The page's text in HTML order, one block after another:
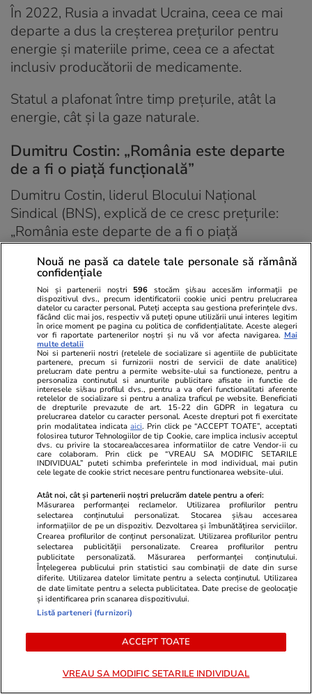
În 2022, Rusia a invadat Ucraina, ceea ce mai
departe a dus la creșterea prețurilor pentru
energie și materiile prime, ceea ce a afectat
inclusiv producătorii de medicamente.
Statul a plafonat între timp prețurile, atât la
energie, cât și la gaze naturale.
Dumitru Costin: „România este departe
de a fi o piață funcțională”
Dumitru Costin, liderul Blocului Național
Sindical (BNS), explică de ce cresc prețurile:
„România este departe de a fi o piață
funcțională în adevăratul sens al cuvântului”.
„Nu există structuri puternice de consumatori,
de aceea comercianții își permit să pună
presiune pe prețuri și să maximizeze
profiturile”, a spus Costin, pentru Libertatea.
„În America au structuri de consumatori care
pot imediat să pornească războaie în jusțitie cu
producătorii”, detaliază acesta.
Cauza o constituie lipsa de viziune a
Guvernului, atât în domeniul alimentar, cât și
farmaceutic, susține Costin.
Nouă ne pasă ca datele tale personale să rămână
confidențiale
Noi și partenerii noștri 596 stocăm și/sau accesăm informații pe
dispozitivul dvs., precum identificatorii cookie unici pentru prelucrarea
datelor cu caracter personal. Puteți accepta sau gestiona preferințele dvs.
făcând clic mai jos, respectiv vă puteți opune utilizării unui interes legitim
în orice moment pe pagina cu politica de confidențialitate. Aceste alegeri
vor fi raportate partenerilor noștri și nu vă vor afecta navigarea. Mai
multe detalii
Noi si partenerii nostri (retelele de socializare si agentiile de publicitate
partenere, precum si furnizorii nostri de servicii de date analitice)
prelucram date pentru a permite website-ului sa functioneze, pentru a
personaliza continutul si anunturile publicitare afisate in functie de
interesele si/sau profilul dvs., pentru a va oferi functionalitati aferente
retelelor de socializare si pentru a analiza traficul pe website. Beneficiati
de drepturile prevazute de art. 15-22 din GDPR in legatura cu
prelucrarea datelor cu caracter personal. Aceste drepturi pot fi exercitate
prin modalitatea indicataaici. Prin click pe “ACCEPT TOATE”, acceptati
folosirea tuturor Tehnologiilor de tip Cookie, care implica inclusiv acceptul
dvs. cu privire la stocarea/accesarea informatiilor de catre Vendor-ii cu
care colaboram. Prin click pe “VREAU SA MODIFIC SETARILE
INDIVIDUAL” puteti schimba preferintele in mod individual, mai putin
cele legate de cookie strict necesare pentru functionarea website-ului.
Atât noi, cât și partenerii noștri prelucrăm datele pentru a oferi:
Măsurarea performanței reclamelor. Utilizarea profilurilor pentru
selectarea conținutului personalizat. Stocarea și/sau accesarea
informațiilor de pe un dispozitiv. Dezvoltarea și îmbunătățirea serviciilor.
Crearea profilurilor de conținut personalizat. Utilizarea profilurilor pentru
selectarea publicității personalizate. Crearea profilurilor pentru
publicitate personalizată. Măsurarea performanței conținutului.
Înțelegerea publicului prin statistici sau combinații de date din surse
diferite. Utilizarea datelor limitate pentru a selecta conținutul. Utilizarea
de date limitate pentru a selecta publicitatea. Date precise de geolocație
și identificarea prin scanarea dispozitivului.
Listă parteneri (furnizori)
ACCEPT TOATE
VREAU SA MODIFIC SETARILE INDIVIDUAL